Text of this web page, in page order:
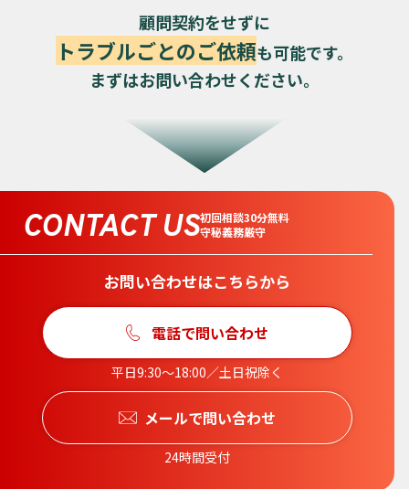
顧問契約をせずに
トラブルごとのご依頼も可能です。
まずはお問い合わせください。
CONTACT US初回相談30分無料
守秘義務厳守
お問い合わせはこちらから
電話で問い合わせ
平日9:30〜18:00／土日祝除く
メールで問い合わせ
24時間受付